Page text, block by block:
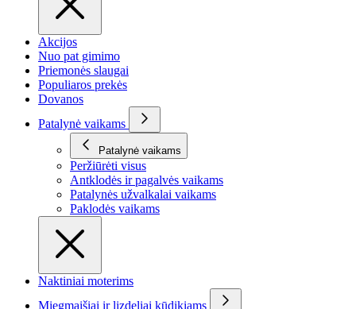
Akcijos
Nuo pat gimimo
Priemonės slaugai
Populiaros prekės
Dovanos
Patalynė vaikams
Patalynė vaikams
Peržiūrėti visus
Antklodės ir pagalvės vaikams
Patalynės užvalkalai vaikams
Paklodės vaikams
Naktiniai moterims
Miegmaišiai ir lizdeliai kūdikiams